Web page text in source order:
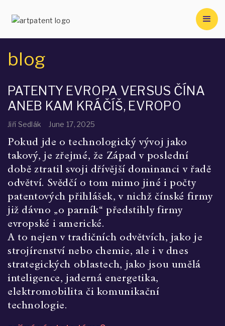
blog
PATENTY EVROPA VERSUS ČÍNA
ANEB KAM KRÁČÍŠ, EVROPO
Jiří Sedlák June 17, 2025
Pokud jde o technologický vývoj jako
takový, je zřejmé, že Západ v poslední
době ztratil svoji dřívější dominanci v řadě
odvětví. Svědčí o tom mimo jiné i počty
patentových přihlášek, v nichž čínské firmy
již dávno „o parník“ předstihly firmy
evropské i americké.
A to nejen v tradičních odvětvích, jako je
strojírenství nebo chemie, ale i v dnes
strategických oblastech, jako jsou umělá
inteligence, jaderná energetika,
elektromobilita či komunikační
technologie.